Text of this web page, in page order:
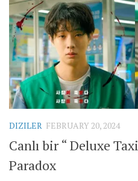
DIZILER FEBRUARY 20, 2024
Canlı bir “ Deluxe
Paradox